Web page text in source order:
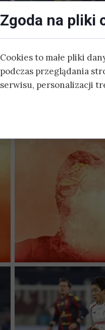
Zgoda na pliki
Cookies to małe pliki
podczas przeglądania
serwisu, personalizacji